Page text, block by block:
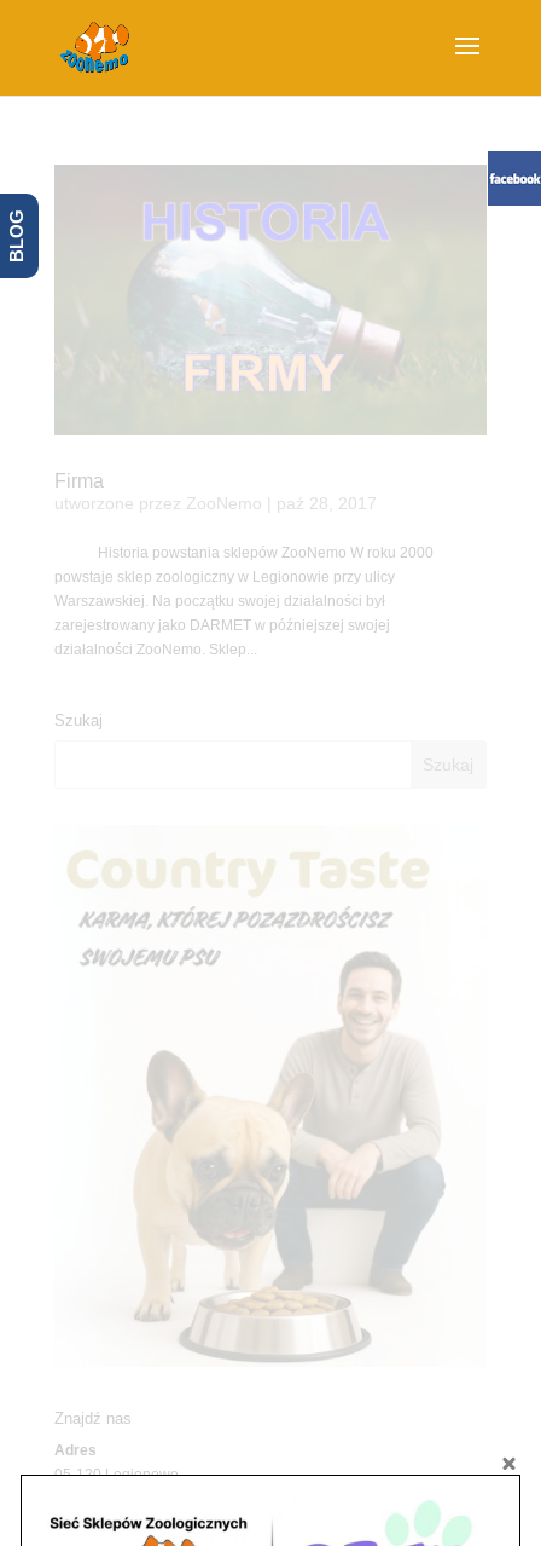
Firma
utworzone przez ZooNemo paź 28, 2017
Historia powstania sklepów ZooNemo W roku 2000
powstaje sklep zoologiczny w Legionowie przy ulicy
Warszawskiej. Na początku swojej działalności był
zarejestrowany jako DARMET w późniejszej swojej
działalności ZooNemo. Sklep...
Szukaj
Znajdź nas
Adres
05-120 Legionowo
pawilon 134
BLOG